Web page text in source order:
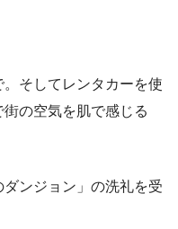
そしてレンタカーを使
の空気を肌で感じる
ンジョン」の洗礼を受